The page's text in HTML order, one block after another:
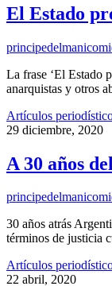
El Estado
La frase ‘El Estado
anarquistas y otros
Artículos
29 diciembre, 2020
A 30 años
30 años atrás
términos de justicia
Artículos
22 abril, 2020